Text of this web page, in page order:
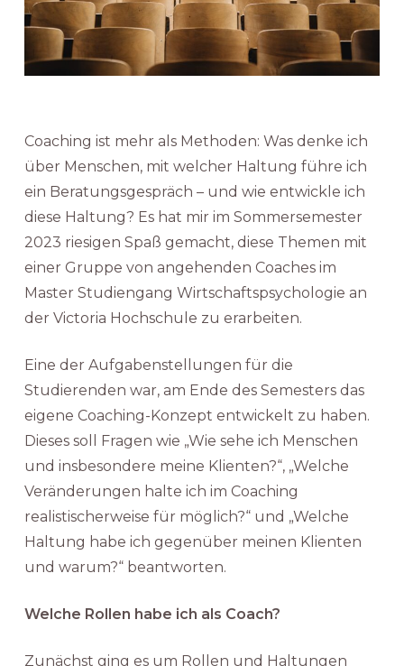
Coaching ist mehr als Methoden: Was denke ich
über Menschen, mit welcher Haltung führe ich
ein Beratungsgespräch – und wie entwickle ich
diese Haltung? Es hat mir im Sommersemester
2023 riesigen Spaß gemacht, diese Themen mit
einer Gruppe von angehenden Coaches im
Master Studiengang Wirtschaftspsychologie an
der Victoria Hochschule zu erarbeiten.
Eine der Aufgabenstellungen für die
Studierenden war, am Ende des Semesters das
eigene Coaching-Konzept entwickelt zu haben.
Dieses soll Fragen wie „Wie sehe ich Menschen
und insbesondere meine Klienten?“, „Welche
Veränderungen halte ich im Coaching
realistischerweise für möglich?“ und „Welche
Haltung habe ich gegenüber meinen Klienten
und warum?“ beantworten.
Welche Rollen habe ich als Coach?
Zunächst ging es um Rollen und Haltungen